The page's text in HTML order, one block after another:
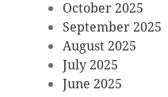
October 2025
September 2025
August 2025
July 2025
June 2025